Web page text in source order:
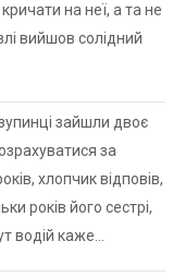
на неї, а та не
вийшов солідний
зайшли двоє
за
хлопчик відповів,
років його сестрі,
водій каже…